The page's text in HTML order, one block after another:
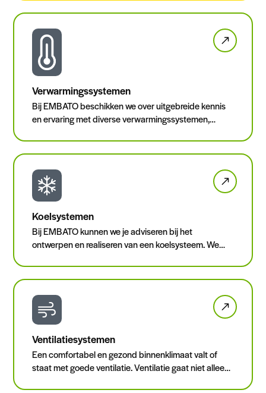
Verwarmingssystemen
Bij EMBATO beschikken we over uitgebreide kennis
en ervaring met diverse verwarmingssystemen,
(gasloos). We zijn volledig op de hoogte van de
laatste regelgeving en onderhouden een groot
netwerk waarin de nieuwste ontwikkelingen op het
gebied van verwarming worden gedeeld.
Koelsystemen
Bij EMBATO kunnen we je adviseren bij het
ontwerpen en realiseren van een koelsysteem. We
luxe woningbouw tot grote industriële toepassingen
zoals koel- en vrieshuizen.
Ventilatiesystemen
Een comfortabel en gezond binnenklimaat valt of
staat met goede ventilatie. Ventilatie gaat niet alleen